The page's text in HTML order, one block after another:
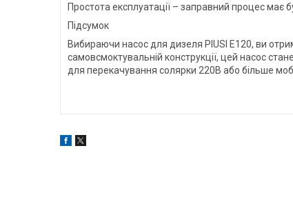
Простота експлуатації – заправний процес має
Підсумок
Вибираючи насос для дизеля PIUSI E120, ви
самовсмоктувальній конструкції, цей насос
для перекачування солярки 220В або більше